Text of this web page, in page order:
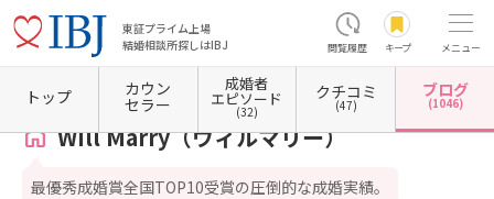
東証プライム上場
結婚相談所探しはIBJ
閲覧履歴 キープ メニュー
ホーム 東京都の結婚相談所 東京都渋谷区 東京都渋谷区恵比寿 Will Marry（ウィルマ
Will Marry（ウィルマリー）
最優秀成婚賞全国TOP10受賞の圧倒的な成婚実績。
トップ カウン
セラー
成婚者
エピソード
(32)
クチコミ
(47)
ブログ
(1046)